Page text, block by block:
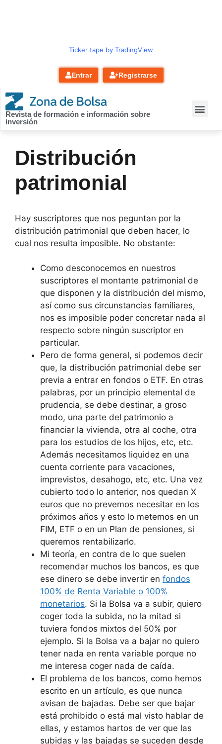
Ticker tape by TradingView
Entrar Registrarse
Revista de formación e información sobre
inversión
Distribución
patrimonial
Hay suscriptores que nos peguntan por la
distribución patrimonial que deben hacer, lo
cual nos resulta imposible. No obstante:
Como desconocemos en nuestros
suscriptores el montante patrimonial de
que disponen y la distribución del mismo,
así como sus circunstancias familiares,
nos es imposible poder concretar nada al
respecto sobre ningún suscriptor en
particular.
Pero de forma general, si podemos decir
que, la distribución patrimonial debe ser
previa a entrar en fondos o ETF. En otras
palabras, por un principio elemental de
prudencia, se debe destinar, a groso
modo, una parte del patrimonio a
financiar la vivienda, otra al coche, otra
para los estudios de los hijos, etc, etc.
Además necesitamos liquidez en una
cuenta corriente para vacaciones,
imprevistos, desahogo, etc, etc. Una vez
cubierto todo lo anterior, nos quedan X
euros que no prevemos necesitar en los
próximos años y esto lo metemos en un
FIM, ETF o en un Plan de pensiones, si
queremos rentabilizarlo.
Mi teoría, en contra de lo que suelen
recomendar muchos los bancos, es que
ese dinero se debe invertir en fondos
100% de Renta Variable o 100%
monetarios. Si la Bolsa va a subir, quiero
coger toda la subida, no la mitad si
tuviera fondos mixtos del 50% por
ejemplo. Si la Bolsa va a bajar no quiero
tener nada en renta variable porque no
me interesa coger nada de caída.
El problema de los bancos, como hemos
escrito en un artículo, es que nunca
avisan de bajadas. Debe ser que bajar
está prohibido o está mal visto hablar de
ellas, y estamos hartos de ver que las
subidas y las bajadas se suceden desde